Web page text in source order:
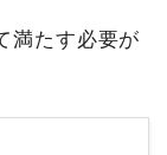
満たす必要が